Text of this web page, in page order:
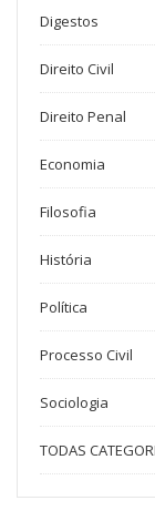
Digestos
Direito Civil
Direito Penal
Economia
Filosofia
História
Política
Processo Civil
Sociologia
TODAS